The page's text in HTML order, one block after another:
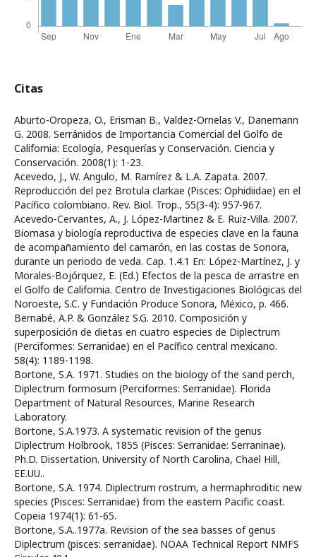
Citas
Aburto-Oropeza, O., Erisman B., Valdez-Ornelas V., Danemann
G. 2008. Serránidos de Importancia Comercial del Golfo de
California: Ecología, Pesquerías y Conservación. Ciencia y
Conservación. 2008(1): 1-23.
Acevedo, J., W. Angulo, M. Ramírez & L.A. Zapata. 2007.
Reproducción del pez Brotula clarkae (Pisces: Ophidiidae) en el
Pacífico colombiano. Rev. Biol. Trop., 55(3-4): 957-967.
Acevedo-Cervantes, A., J. López-Martinez & E. Ruiz-Villa. 2007.
Biomasa y biología reproductiva de especies clave en la fauna
de acompañamiento del camarón, en las costas de Sonora,
durante un periodo de veda. Cap. 1.4.1 En: López-Martínez, J. y
Morales-Bojórquez, E. (Ed.) Efectos de la pesca de arrastre en
el Golfo de California. Centro de Investigaciones Biológicas del
Noroeste, S.C. y Fundación Produce Sonora, México, p. 466.
Bernabé, A.P. & González S.G. 2010. Composición y
superposición de dietas en cuatro especies de Diplectrum
(Perciformes: Serranidae) en el Pacífico central mexicano.
58(4): 1189-1198.
Bortone, S.A. 1971. Studies on the biology of the sand perch,
Diplectrum formosum (Perciformes: Serranidae). Florida
Department of Natural Resources, Marine Research
Laboratory.
Bortone, S.A.1973. A systematic revision of the genus
Diplectrum Holbrook, 1855 (Pisces: Serranidae: Serraninae).
Ph.D. Dissertation. University of North Carolina, Chael Hill,
EE.UU..
Bortone, S.A. 1974. Diplectrum rostrum, a hermaphroditic new
species (Pisces: Serranidae) from the eastern Pacific coast.
Copeia 1974(1): 61-65.
Bortone, S.A..1977a. Revision of the sea basses of genus
Diplectrum (pisces: serranidae). NOAA Technical Report NMFS